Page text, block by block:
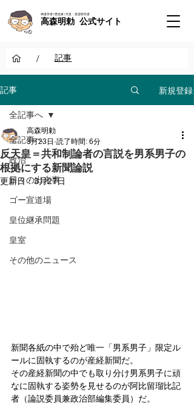
神道学者 / 歴史家 / 天皇・皇室研究者
高森明勅 公式サイト
/ 記事
記事 新規登録
全記事へ
政治
日々の出来事
ゴー宣道場
皇位継承問題
皇室
その他のニュース
全記事へ
反天皇＝共和制論者の言説を男系男子の
根拠にする新聞論説
高森明勅
3月23日 読了時間: 6分
更新日：3月27日
新聞各紙の中で殆ど唯一「男系男子」限定ル
ールに固執するのが産経新聞だ。
その産経新聞の中でも取り分け男系男子に頑
なに固執する姿勢を見せるのが阿比留瑠比記
者（論説委員兼政治部編集委員）だ。